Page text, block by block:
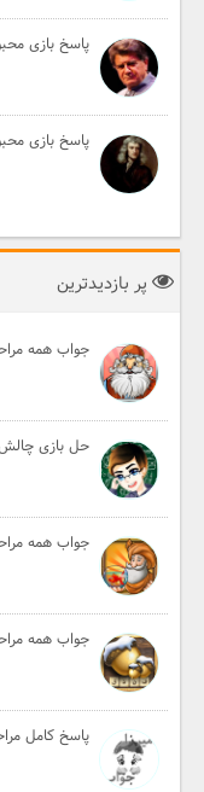
پاسخ بازی
پاسخ بازی
پر بازدیدترین
جواب همه
حل بازی
جواب همه
جواب همه
پاسخ کامل مراحل 181 تا 200 بازی